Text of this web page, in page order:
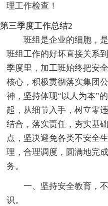
理工作检查！
第三季度工作总结2
班组是企业的细胞，
班组工作的好坏直接关系
季度里，加工班始终把安
核心，积极贯彻落实集团
神，坚持体现“以人为本”
起，从细节入手，树立零
结合，落实责任，夯实基
点，坚决避免各类不安全
理，合理调度，圆满地完
务。
一、坚持安全教育，
识。